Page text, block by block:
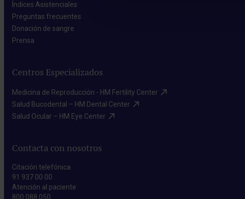
Índices Asistenciales​
Preguntas frecuentes​
Donación de sangre​
Prensa​
Centros Especializados
Medicina de Reproducción - HM Fertility Center​
Salud Bucodental – HM Dental Center​
Salud Ocular – HM Eye Center​
Contacta con nosotros
Citación telefónica
91 937 00 00
Atención al paciente
800 088 050